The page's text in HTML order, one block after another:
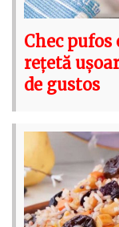
Chec pufos
rețetă
de gustos